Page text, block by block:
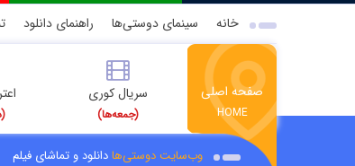
خانه سینمای دوستی‌ها راهنمای دانلود
صفحه اصلی
HOME
سریال کوری
(جمعه‌ها)
وب‌سایت دوستی‌هادانلود و تماشای فیلم